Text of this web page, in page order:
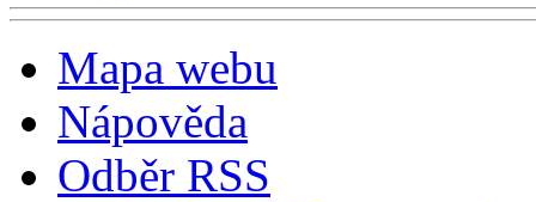
Mapa webu
Nápověda
Odběr RSS